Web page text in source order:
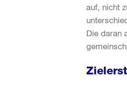
auf, nicht
Die daran